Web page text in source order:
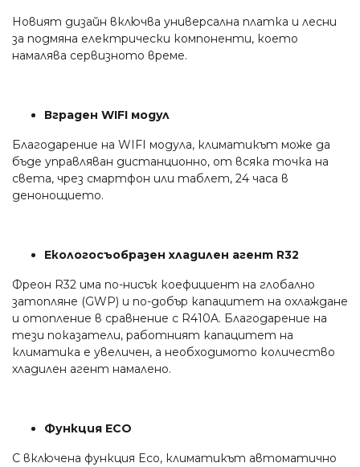
Новият дизайн включва универсална платка и лесни
за подмяна електрически компоненти, което
намалява сервизното време.
Вграден WIFI модул
Благодарение на WIFI модула, климатикът може да
бъде управляван дистанционно, от всяка точка на
света, чрез смартфон или таблет, 24 часа в
денонощието.
Екологосъобразен хладилен агент R32
Фреон R32 има по-нисък коефициент на глобално
затопляне (GWP) и по-добър капацитет на охлаждане
и отопление в сравнение с R410A. Благодарение на
тези показатели, работният капацитет на
климатика е увеличен, а необходимото количество
хладилен агент намалено.
Функция ECO
С включена функция Eco, климатикът автоматично